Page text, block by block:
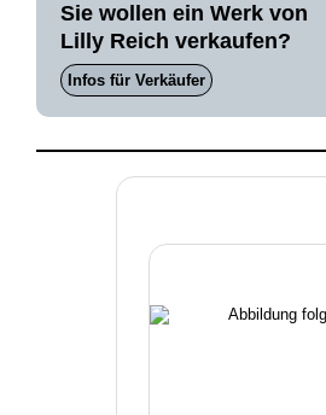
Sie wollen ein Werk von
Lilly Reich verkaufen?
Infos für Verkäufer